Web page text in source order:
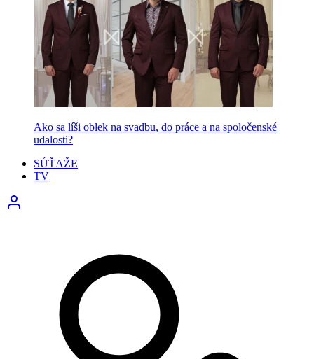
Ako sa líši oblek na svadbu, do práce a na spoločenské
udalosti?
SÚŤAŽE
TV